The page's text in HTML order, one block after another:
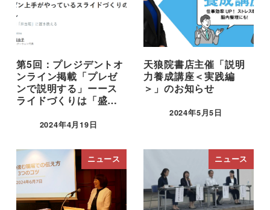
第5回：プレジデントオ
ンライン掲載「プレゼ
ンで説明する」ーース
ライドづくりは「盛…
2024年4月19日
天狼院書店主催「説明
力養成講座＜実践編
＞」のお知らせ
2024年5月5日
ニュース ニュース